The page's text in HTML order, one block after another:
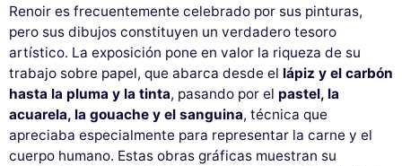
Renoir es frecuentemente celebrado por sus pinturas,
pero sus dibujos constituyen un verdadero tesoro
artístico. La exposición pone en valor la riqueza de su
trabajo sobre papel, que abarca desde el lápiz y el carbón
hasta la pluma y la tinta, pasando por el pastel, la
acuarela, la gouache y el sanguina, técnica que
apreciaba especialmente para representar la carne y el
cuerpo humano. Estas obras gráficas muestran su